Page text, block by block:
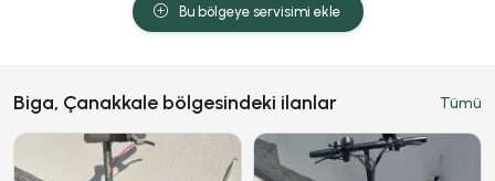
Bu bölgeye servisimi ekle
Biga, Çanakkale bölgesindeki ilanlar Tümü